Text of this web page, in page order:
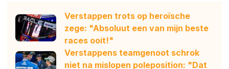
Verstappen trots op heroïsche
zege: "Absoluut een van mijn beste
races ooit!"
Verstappens teamgenoot schrok
niet na mislopen poleposition: "Dat